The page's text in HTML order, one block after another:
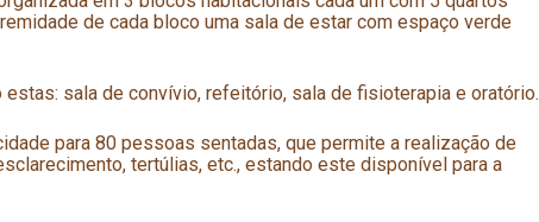
de cada bloco uma sala de estar com espaço verde
sala de convívio, refeitório, sala de fisioterapia e oratório.
para 80 pessoas sentadas, que permite a realização de
tertúlias, etc., estando este disponível para a